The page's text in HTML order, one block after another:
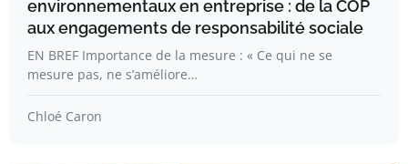
environnementaux en entreprise : de la COP
aux engagements de responsabilité sociale
EN BREF Importance de la mesure : « Ce qui ne se
mesure pas, ne s’améliore…
Chloé Caron